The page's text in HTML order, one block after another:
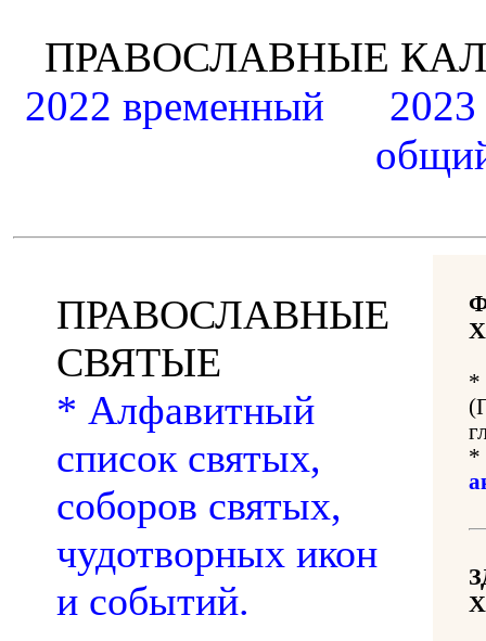
ПРАВОСЛАВНЫЕ
2022 временный
ПРАВОСЛАВНЫЕ
СВЯТЫЕ
* Алфавитный
список святых,
соборов святых,
чудотворных икон
и событий.
*
*